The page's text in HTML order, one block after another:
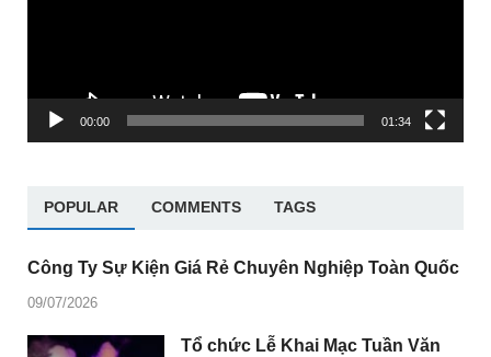
00:00 01:34
POPULAR COMMENTS TAGS
Công Ty Sự Kiện Giá Rẻ Chuyên Nghiệp Toàn Quốc
09/07/2026
Tổ chức Lễ Khai Mạc Tuần Văn